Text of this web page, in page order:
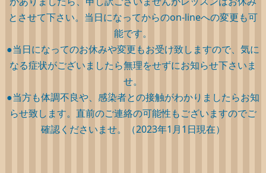
とさせて下さい。当日になってからのon-lineへの変更も可
能です。
●当日になってのお休みや変更もお受け致しますので、気に
なる症状がございましたら無理をせずにお知らせ下さいま
せ。
●当方も体調不良や、感染者との接触がわかりましたらお知
らせ致します。直前のご連絡の可能性もございますのでご
確認くださいませ。（2023年1月1日現在）